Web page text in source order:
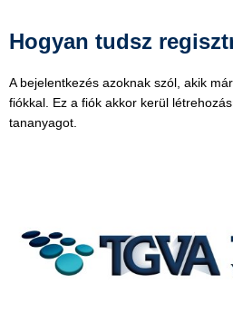
Hogyan tudsz
A bejelentkezés azoknak szól, akik
fiókkal. Ez a fiók akkor kerül
tananyagot.